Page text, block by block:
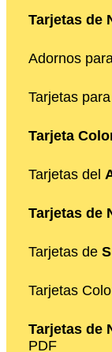
Tarjetas de
Adornos
Tarjetas para
Tarjeta
Tarjetas del
Tarjetas de
Tarjetas de
Tarjetas
Tarjetas de
PDF